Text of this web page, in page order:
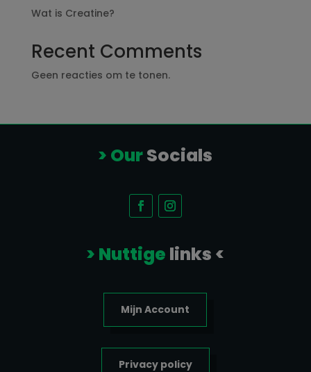
Wat is Creatine?
Recent Comments
Geen reacties om te tonen.
> OurSocials
> Nuttige links <
Mijn Account
Privacy policy